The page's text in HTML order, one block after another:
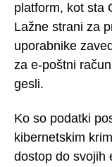
platform, kot sta
Lažne strani za
uporabnike
za e-poštni
gesli.
Ko so podatki
kibernetskim
dostop do svojih